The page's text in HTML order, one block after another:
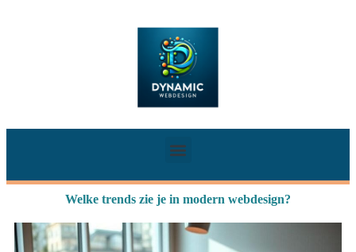
Welke trends zie je in modern webdesign?